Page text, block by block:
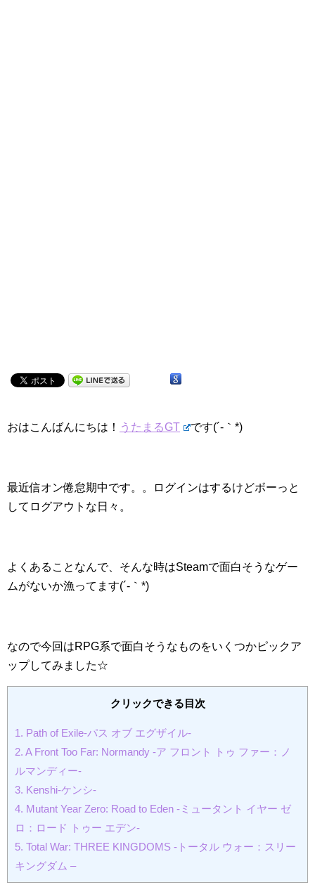
おはこんばんにちは！ うたまるGT です(´-｀*)
最近信オン倦怠期中です。。ログインはするけどボーっと
してログアウトな日々。
よくあることなんで、そんな時はSteamで面白そうなゲー
ムがないか漁ってます(´-｀*)
なので今回はRPG系で面白そうなものをいくつかピックア
ップしてみました☆
クリックできる目次
1. Path of Exile-パス オブ エグザイル-
2. A Front Too Far: Normandy -ア フロント トゥ ファー：ノ
ルマンディー-
3. Kenshi-ケンシ-
4. Mutant Year Zero: Road to Eden -ミュータント イヤー ゼ
ロ：ロード トゥー エデン-
5. Total War: THREE KINGDOMS -トータル ウォー：スリー
キングダム –